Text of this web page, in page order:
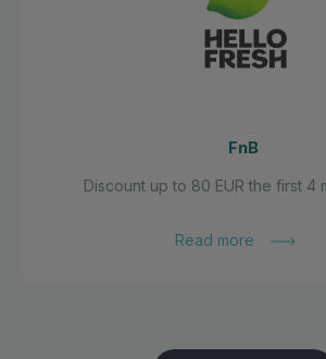
FnB
Discount up to 80 EUR the first 4
Read more